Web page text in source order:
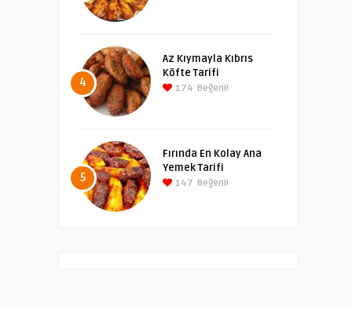
4
Az Kıymayla Kıbrıs
Köfte Tarifi
174 Beğeni!
5
Fırında En Kolay Ana
Yemek Tarifi
147 Beğeni!